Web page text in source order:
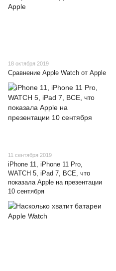
18 октября 2019
Сравнение Apple Watch от Apple
11 сентября 2019
iPhone 11, iPhone 11 Pro,
WATCH 5, iPad 7, ВСЕ, что
показала Apple на презентации
10 сентября